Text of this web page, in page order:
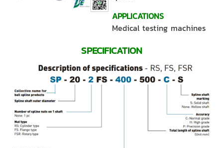
APPLICATIONS
Medical testing machines
SPECIFICATION